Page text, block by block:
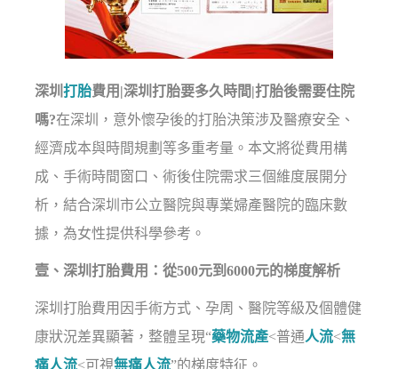
深圳打胎費用|深圳打胎要多久時間|打胎後需要住院
嗎?在深圳，意外懷孕後的打胎決策涉及醫療安全、
經濟成本與時間規劃等多重考量。本文將從費用構
成、手術時間窗口、術後住院需求三個維度展開分
析，結合深圳市公立醫院與專業婦產醫院的臨床數
據，為女性提供科學參考。
壹、深圳打胎費用：從500元到6000元的梯度解析
深圳打胎費用因手術方式、孕周、醫院等級及個體健
康狀況差異顯著，整體呈現“藥物流產<普通人流<無
痛人流<可視無痛人流”的梯度特征。